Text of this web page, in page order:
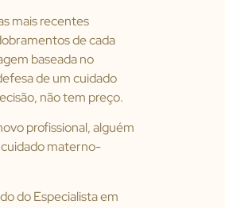
mais recentes
de cada
baseada no
de um cuidado
não tem preço.
profissional, alguém
materno-
do Especialista em